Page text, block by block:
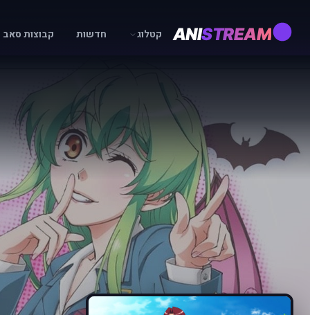
ANISTREAM קטלוג חדשות קבוצות סאב